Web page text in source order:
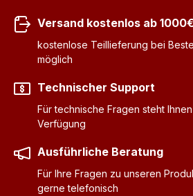
Versand kostenlos ab 1000€
kostenlose Teillieferung bei
möglich
Technischer Support
Für technische Fragen steht
Verfügung
Ausführliche Beratung
Für Ihre Fragen zu unseren
gerne telefonisch